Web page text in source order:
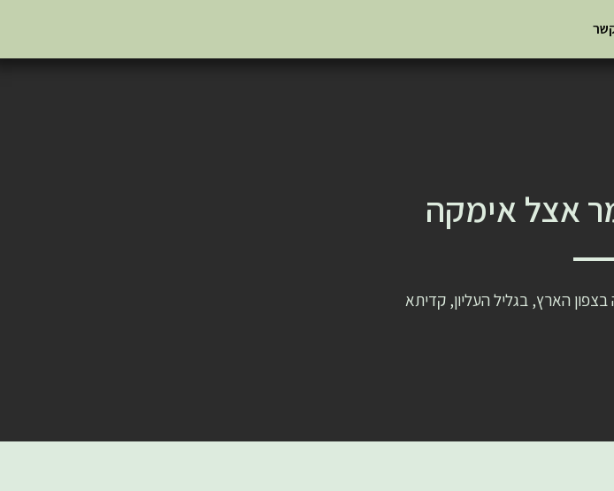
אצל אימקה
הארץ, בגליל העליון, קדיתא